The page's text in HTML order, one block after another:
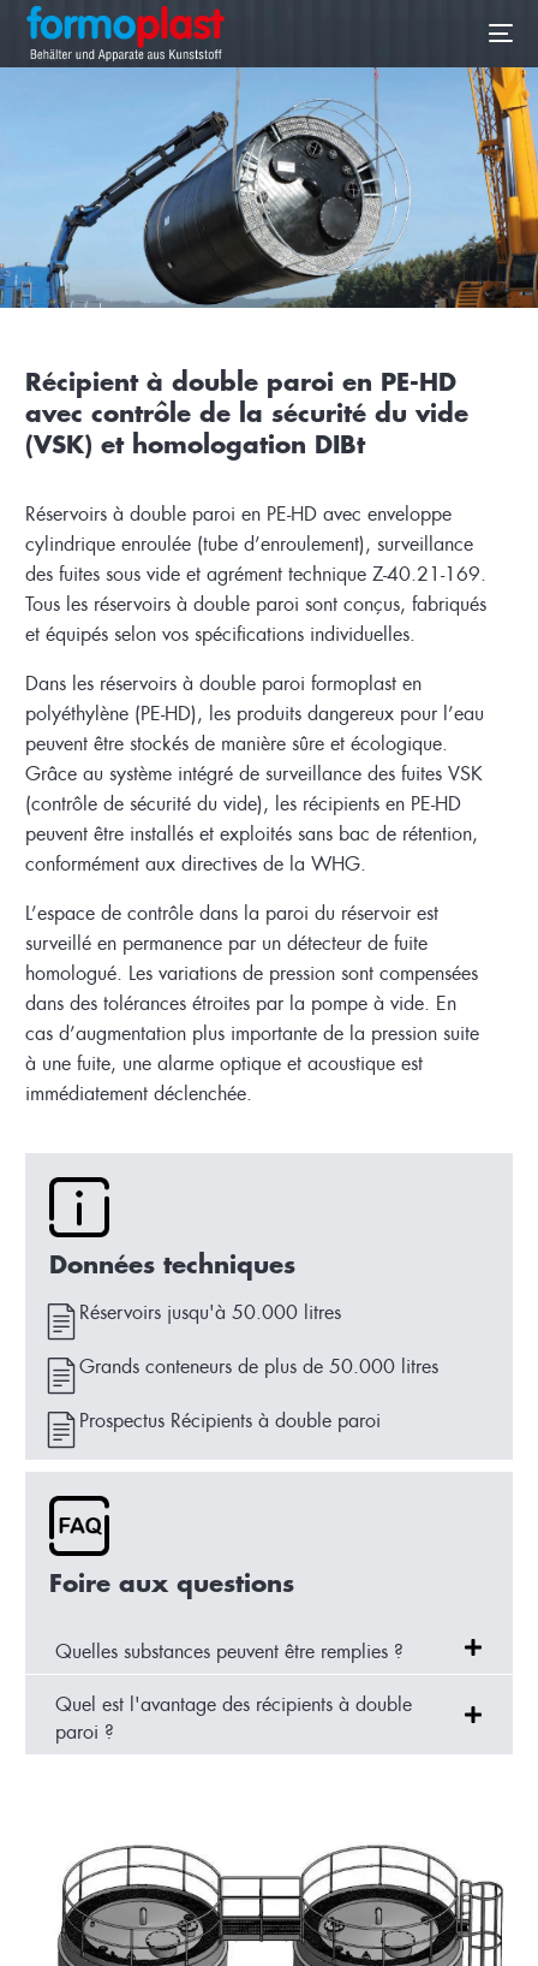
Récipient à double paroi en PE-HD
avec contrôle de la sécurité du vide
(VSK) et homologation DIBt
Réservoirs à double paroi en PE-HD avec enveloppe
cylindrique enroulée (tube d’enroulement), surveillance
des fuites sous vide et agrément technique Z-40.21-169.
Tous les réservoirs à double paroi sont conçus, fabriqués
et équipés selon vos spécifications individuelles.
Dans les réservoirs à double paroi formoplast en
polyéthylène (PE-HD), les produits dangereux pour l’eau
peuvent être stockés de manière sûre et écologique.
Grâce au système intégré de surveillance des fuites VSK
(contrôle de sécurité du vide), les récipients en PE-HD
peuvent être installés et exploités sans bac de rétention,
conformément aux directives de la WHG.
L’espace de contrôle dans la paroi du réservoir est
surveillé en permanence par un détecteur de fuite
homologué. Les variations de pression sont compensées
dans des tolérances étroites par la pompe à vide. En
cas d’augmentation plus importante de la pression suite
à une fuite, une alarme optique et acoustique est
immédiatement déclenchée.
Données techniques
Réservoirs jusqu'à 50.000 litres
Grands conteneurs de plus de 50.000 litres
Prospectus Récipients à double paroi
Foire aux questions
Quelles substances peuvent être remplies ?
Quel est l'avantage des récipients à double
paroi ?